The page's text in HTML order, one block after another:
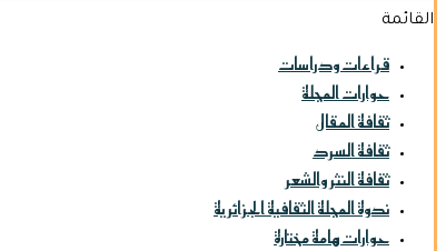
القائمة
قراءات ودراسات
حوارات المجلة
ثقافة المقال
ثقافة السرد
ثقافة النثر والشعر
ندوة المجلة الثقافية الجزائرية
حوارات هامة مختارة